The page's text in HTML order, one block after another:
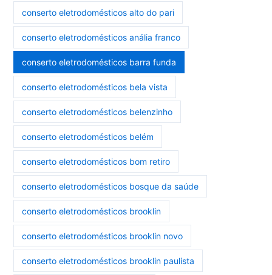
conserto eletrodomésticos alto do pari
conserto eletrodomésticos anália franco
conserto eletrodomésticos barra funda
conserto eletrodomésticos bela vista
conserto eletrodomésticos belenzinho
conserto eletrodomésticos belém
conserto eletrodomésticos bom retiro
conserto eletrodomésticos bosque da saúde
conserto eletrodomésticos brooklin
conserto eletrodomésticos brooklin novo
conserto eletrodomésticos brooklin paulista